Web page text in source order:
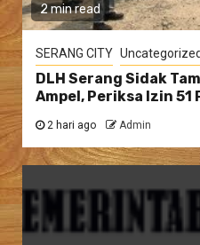
2 min read
SERANG CITY Uncategorized
DLH Serang Sidak
Ampel, Periksa Izin 51
2 hari ago Admin